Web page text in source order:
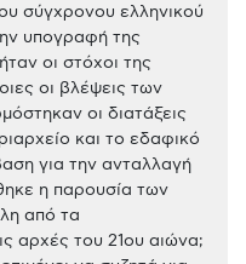
σύγχρονου ελληνικού
υπογραφή της
οι στόχοι της
οι βλέψεις των
οι διατάξεις
και το εδαφικό
για την ανταλλαγή
η παρουσία των
από τα
αρχές του 21ου αιώνα;